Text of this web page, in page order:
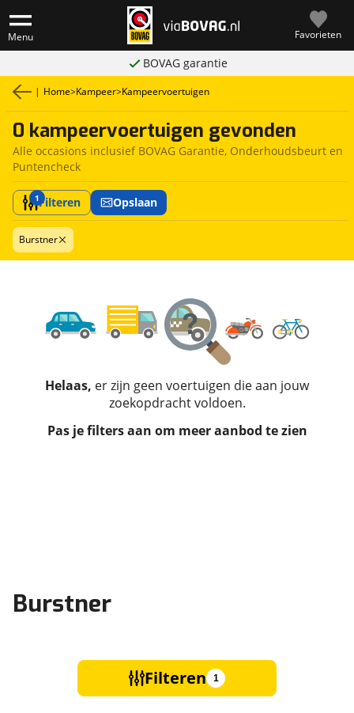
Menu Favorieten
BOVAG garantie
| Home>Kampeer>Kampeervoertuigen
0 kampeervoertuigen gevonden
Alle occasions inclusief BOVAG Garantie, Onderhoudsbeurt en
Puntencheck
1Filteren Opslaan
Burstner
Helaas, er zijn geen voertuigen die aan jouw
zoekopdracht voldoen.
Pas je filters aan om meer aanbod te zien
Burstner
Filteren 1